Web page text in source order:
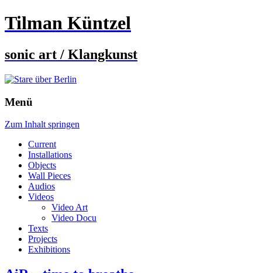
Tilman Küntzel
sonic art / Klangkunst
Menü
Zum Inhalt springen
Current
Installations
Objects
Wall Pieces
Audios
Videos
Video Art
Video Docu
Texts
Projects
Exhibitions